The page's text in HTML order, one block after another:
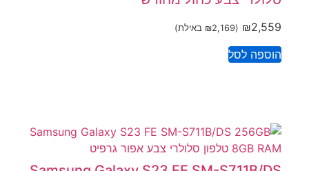
₪2,559
(
₪2,169 באילת)
הוספה לסל